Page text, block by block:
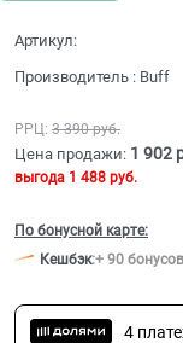
Артикул:
Производитель : Buff
РРЦ: 3 390 руб.
Цена продажи: 1 902
выгода 1 488 руб.
По бонусной карте:
Кешбэк:+ 90 бонусов
4